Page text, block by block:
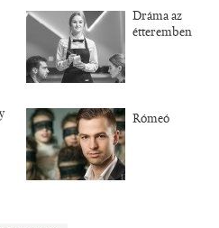
Dráma az
étteremben
Rómeó